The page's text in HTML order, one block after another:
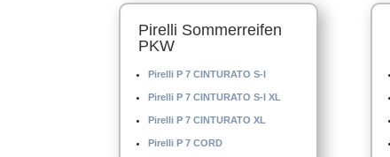
Pirelli P 4000 E
Pirelli Sommerreifen
PKW
Pirelli P 7 CINTURATO S-I
Pirelli P 7 CINTURATO S-I XL
Pirelli P 7 CINTURATO XL
Pirelli P 7 CORD